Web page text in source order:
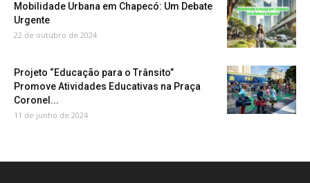
Mobilidade Urbana em Chapecó: Um Debate
Urgente
22 de outubro de 2024
Projeto “Educação para o Trânsito”
Promove Atividades Educativas na Praça
Coronel...
11 de junho de 2024